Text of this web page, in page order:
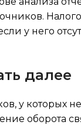
у него
далее
у которых
оборота